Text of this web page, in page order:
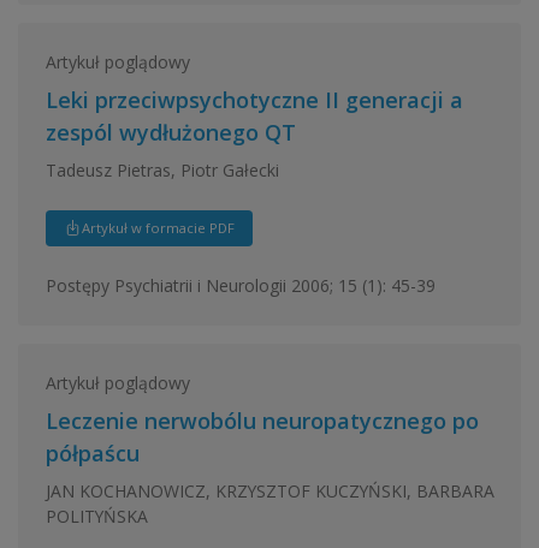
Artykuł poglądowy
Leki przeciwpsychotyczne II generacji a
zespól wydłużonego QT
Tadeusz Pietras, Piotr Gałecki
Artykuł w formacie PDF
Postępy Psychiatrii i Neurologii 2006; 15 (1): 45-39
Artykuł poglądowy
Leczenie nerwobólu neuropatycznego po
półpaścu
JAN KOCHANOWICZ, KRZYSZTOF KUCZYŃSKI, BARBARA
POLITYŃSKA